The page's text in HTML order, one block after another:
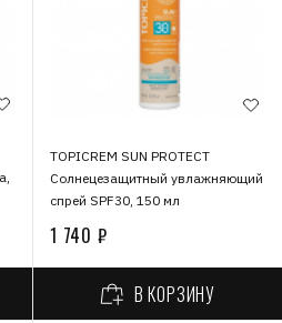
TOPICREM SUN PROTECT
Солнецезащитный увлажняющий
спрей SPF30, 150 мл
1 740 ₽
В КОРЗИНУ